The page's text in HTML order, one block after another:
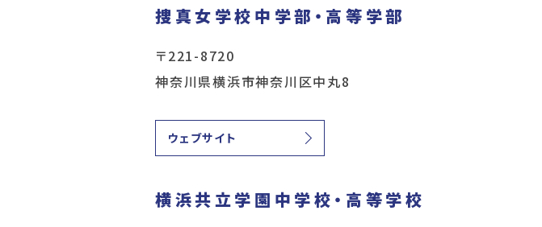
捜真女学校中学部・高等学部
〒221-8720
神奈川県横浜市神奈川区中丸8
ウェブサイト
横浜共立学園中学校・高等学校